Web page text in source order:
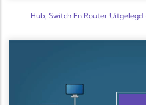
Hub, Switch En Router Uitgelegd